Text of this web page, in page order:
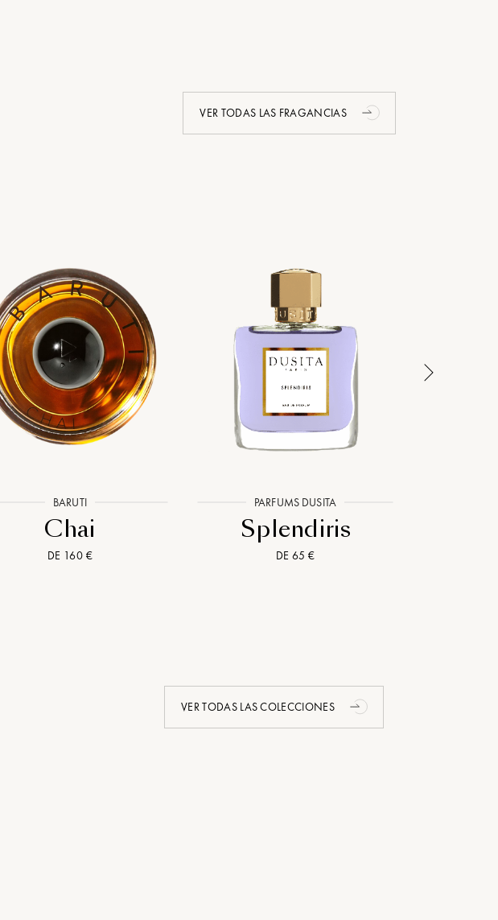
VER TODAS LAS FRAGANCIAS
BARUTI
Chai
DE 160 €
PARFUMS DUSITA
Splendiris
DE 65 €
VER TODAS LAS COLECCIONES